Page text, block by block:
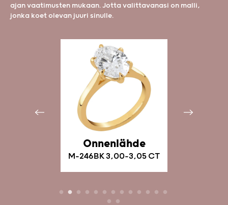
ajan vaatimusten mukaan. Jotta valittavanasi on malli,
jonka koet olevan juuri sinulle.
Onnenlähde
M-246BK 3,00-3,05 CT